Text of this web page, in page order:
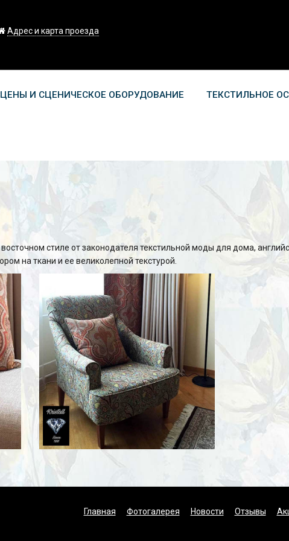
Адрес и карта проезда
И СЦЕНИЧЕСКОЕ ОБОРУДОВАНИЕ ТЕКСТИЛЬНОЕ
стиле от законодателя текстильной моды для дома,
на ткани и ее великолепной текстурой.
Главная Фотогалерея Новости Отзывы